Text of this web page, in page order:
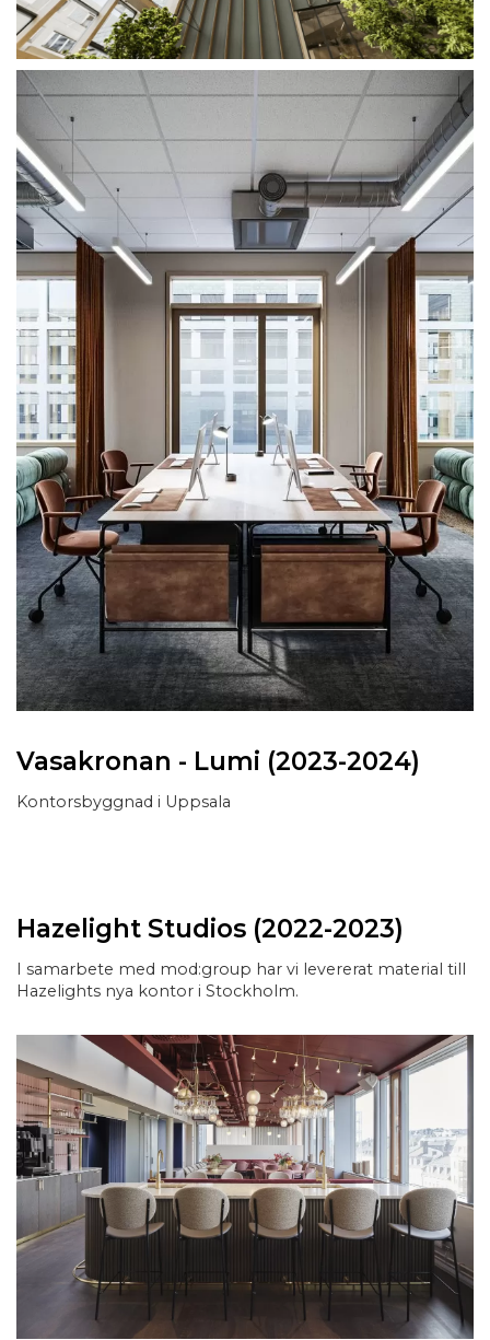
Vasakronan - Lumi (2023-2024)
Kontorsbyggnad i Uppsala
Hazelight Studios (2022-2023)
I samarbete med mod:group har vi levererat material till
Hazelights nya kontor i Stockholm.